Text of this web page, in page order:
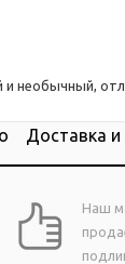
и необычный,
Доставка и
Наш